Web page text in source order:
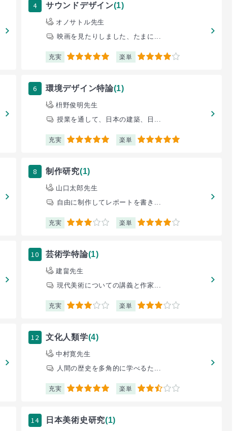
4 サウンドデザイン(1)
オノサトル先生
映画を見たりしました、たまに...
充実 5 楽単 4
6 環境デザイン特論(1)
枡野俊明先生
授業を通して、日本の建築、日...
充実 5 楽単 5
8 制作研究(1)
山口太郎先生
自由に制作してレポートを書き...
充実 3 楽単 4
10 芸術学特論(1)
建畠先生
現代美術についての講義と作家...
充実 3 楽単 3
12 文化人類学(4)
中村寛先生
人間の歴史を多角的に学べるた...
充実 5 楽単 2.5
14 日本美術史研究(1)